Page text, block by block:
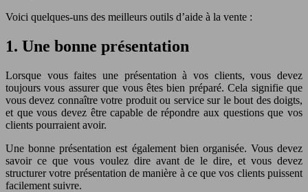
Voici quelques-uns des meilleurs outils d’aide à la vente :
1. Une bonne présentation
Lorsque vous faites une présentation à vos clients, vous devez
toujours vous assurer que vous êtes bien préparé. Cela signifie que
vous devez connaître votre produit ou service sur le bout des doigts,
et que vous devez être capable de répondre aux questions que vos
clients pourraient avoir.
Une bonne présentation est également bien organisée. Vous devez
savoir ce que vous voulez dire avant de le dire, et vous devez
structurer votre présentation de manière à ce que vos clients puissent
facilement suivre.